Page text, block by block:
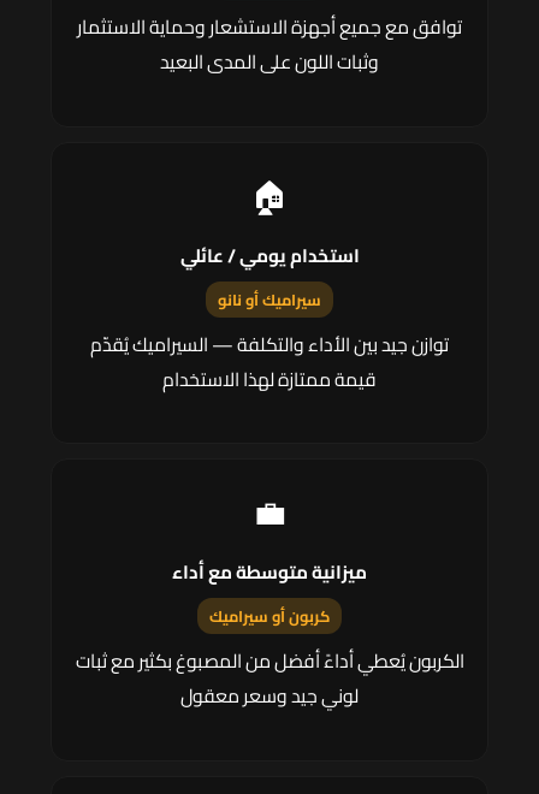
توافق مع جميع أجهزة الاستشعار وحماية الاستثمار
وثبات اللون على المدى البعيد
🏠
استخدام يومي / عائلي
سيراميك أو نانو
توازن جيد بين الأداء والتكلفة — السيراميك يُقدّم
قيمة ممتازة لهذا الاستخدام
💼
ميزانية متوسطة مع أداء
كربون أو سيراميك
الكربون يُعطي أداءً أفضل من المصبوغ بكثير مع ثبات
لوني جيد وسعر معقول